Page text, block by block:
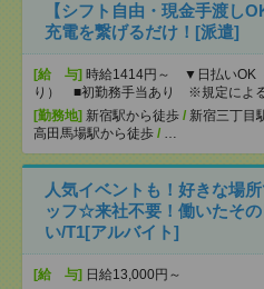
【シフト自由・現金手渡し
充電を繋げるだけ！[派遣]
[給 与] 時給1414円～ ▼日払いOK
り） ■初勤務手当あり ※規定によ
[勤務地] 新宿駅から徒歩 / 新宿三丁目
高田馬場駅から徒歩 / …
人気イベントも！好きな場
ッフ☆来社不要！働いたそ
い/T1[アルバイト]
[給 与] 日給13,000円～